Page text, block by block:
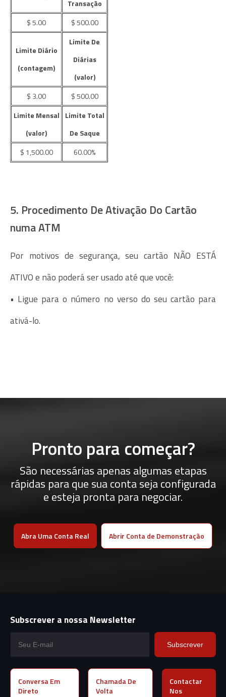
Transação
$ 5.00
$ 500.00
Limite Diário
(contagem)
Limite De
Diárias
(valor)
$ 3.00
$ 500.00
Limite Mensal
(valor)
Limite Total
De Saque
$ 1,500.00
60.00%
5. Procedimento De Ativação Do Cartão
numa ATM
Por motivos de segurança, seu cartão NÃO ESTÁ
ATIVO e não poderá ser usado até que você:
• Ligue para o número no verso do seu cartão para
ativá-lo.
Pronto para começar?
São necessárias apenas algumas etapas
rápidas para que sua conta seja configurada
e esteja pronta para negociar.
Abra Uma Conta Real Abrir Conta de Demonstração
Subscrever a nossa Newsletter
Subscrever
Conversa Em
Direto
Chamada De
Volta
Contactar
Nos